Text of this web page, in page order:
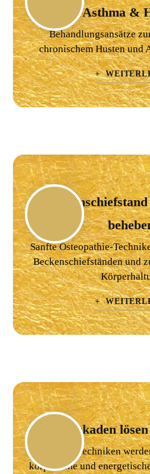
Asthma &
Behandlungsansätze
chronischem Husten und
+
Sanfte Osteopathie-
Beckenschiefständen und
+
Blockaden
Sanfte Techniken
körperliche und